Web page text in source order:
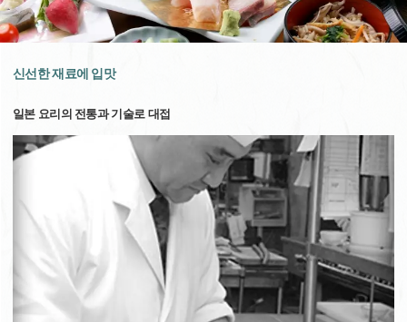
신선한 재료에 입맛
일본 요리의 전통과 기술로 대접